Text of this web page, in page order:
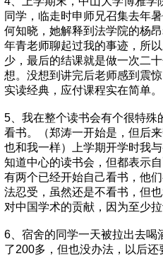
同学，临走时申师兄召集去年
何知晓，她解释到法学院的杨
年青老师聊起过我的事迹，所
少，最后的结课就是做一次二
想。没想到讲完后老师感到震
实读经典，应付课程实在简单。
5、我在整个读书会有个很特殊
看书。（郑涛一开始是，但后
也和我一样）上学期开学时我
知道中心的读书会，但都表示
有两个已经开始自己看书，他
法忍受，虽然还是不看书，但
对中国学术的贡献，因为至少
6、宿舍的同学一天被拉出去喝
了200多，但也没办法，以后